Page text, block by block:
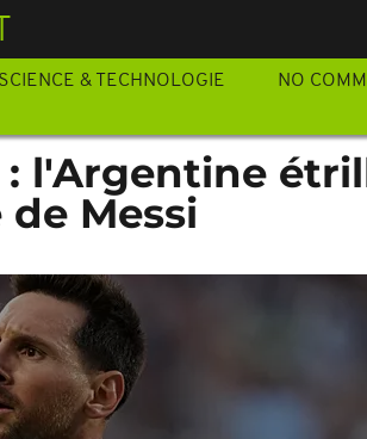
SCIENCE & TECHNOLOGIE NO
: l'Argentine
Messi